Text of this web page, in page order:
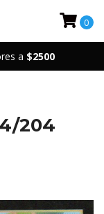
a $2500
0
204